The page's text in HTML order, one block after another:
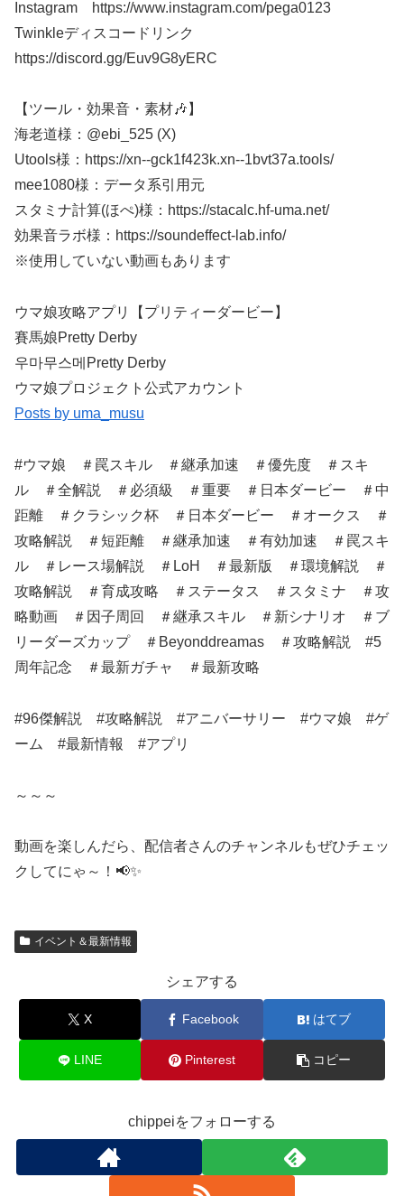
Instagram https://www.instagram.com/pega0123​​​
Twinkleディスコードリンク
https://discord.gg/Euv9G8yERC
【ツール・効果音・素材🎶】
海老道様：@ebi_525 (X)
Utools様：https://xn--gck1f423k.xn--1bvt37a.tools/
mee1080様：データ系引用元
スタミナ計算(ほぺ)様：https://stacalc.hf-uma.net/
効果音ラボ様：https://soundeffect-lab.info/​​​​
※使用していない動画もあります​​​​
ウマ娘攻略アプリ【プリティーダービー】
賽馬娘Pretty Derby
우마무스메Pretty Derby
ウマ娘プロジェクト公式アカウント
Posts by uma_musu
#ウマ娘 ＃罠スキル ＃継承加速 ＃優先度 ＃スキ
ル ＃全解説 ＃必須級 ＃重要 ＃日本ダービー ＃中
距離 ＃クラシック杯 ＃日本ダービー ＃オークス ＃
攻略解説 ＃短距離 ＃継承加速 ＃有効加速 ＃罠スキ
ル ＃レース場解説 ＃LoH ＃最新版 ＃環境解説 ＃
攻略解説 ＃育成攻略 ＃ステータス ＃スタミナ ＃攻
略動画 ＃因子周回 ＃継承スキル ＃新シナリオ ＃ブ
リーダーズカップ ＃Beyonddreamas ＃攻略解説 #5
周年記念 ＃最新ガチャ ＃最新攻略
#96傑解説 #攻略解説 #アニバーサリー #ウマ娘 #ゲ
ーム #最新情報 #アプリ
～～～
動画を楽しんだら、配信者さんのチャンネルもぜひチェッ
クしてにゃ～！📢✨
イベント＆最新情報
シェアする
X Facebook はてブ
LINE Pinterest コピー
chippeiをフォローする